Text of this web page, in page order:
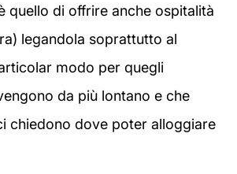
quello di offrire anche ospitalità
legandola soprattutto al
modo per quegli
da più lontano e che
chiedono dove poter alloggiare